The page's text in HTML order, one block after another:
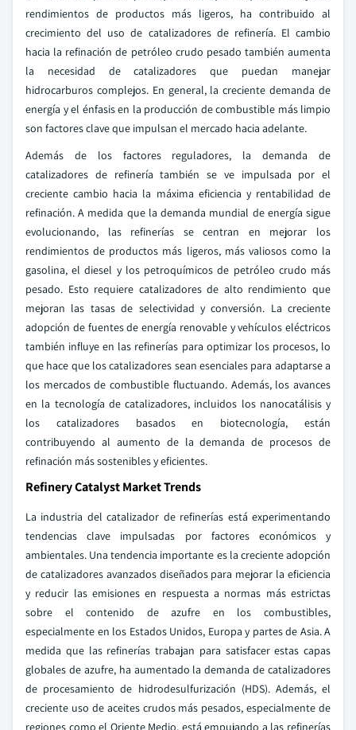
rendimientos de productos más ligeros, ha contribuido al
crecimiento del uso de catalizadores de refinería. El cambio
hacia la refinación de petróleo crudo pesado también aumenta
la necesidad de catalizadores que puedan manejar
hidrocarburos complejos. En general, la creciente demanda de
energía y el énfasis en la producción de combustible más limpio
son factores clave que impulsan el mercado hacia adelante.
Además de los factores reguladores, la demanda de
catalizadores de refinería también se ve impulsada por el
creciente cambio hacia la máxima eficiencia y rentabilidad de
refinación. A medida que la demanda mundial de energía sigue
evolucionando, las refinerías se centran en mejorar los
rendimientos de productos más ligeros, más valiosos como la
gasolina, el diesel y los petroquímicos de petróleo crudo más
pesado. Esto requiere catalizadores de alto rendimiento que
mejoran las tasas de selectividad y conversión. La creciente
adopción de fuentes de energía renovable y vehículos eléctricos
también influye en las refinerías para optimizar los procesos, lo
que hace que los catalizadores sean esenciales para adaptarse a
los mercados de combustible fluctuando. Además, los avances
en la tecnología de catalizadores, incluidos los nanocatálisis y
los catalizadores basados en biotecnología, están
contribuyendo al aumento de la demanda de procesos de
refinación más sostenibles y eficientes.
Refinery Catalyst Market Trends
La industria del catalizador de refinerías está experimentando
tendencias clave impulsadas por factores económicos y
ambientales. Una tendencia importante es la creciente adopción
de catalizadores avanzados diseñados para mejorar la eficiencia
y reducir las emisiones en respuesta a normas más estrictas
sobre el contenido de azufre en los combustibles,
especialmente en los Estados Unidos, Europa y partes de Asia. A
medida que las refinerías trabajan para satisfacer estas capas
globales de azufre, ha aumentado la demanda de catalizadores
de procesamiento de hidrodesulfurización (HDS). Además, el
creciente uso de aceites crudos más pesados, especialmente de
regiones como el Oriente Medio, está empujando a las refinerías